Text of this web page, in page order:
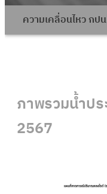
ความเคลื่อนไหว กป
ภาพรวมน้ำป
2567